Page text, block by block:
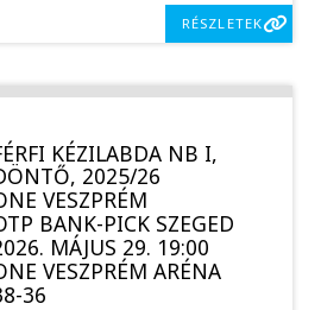
RÉSZLETEK
KÉZILABDA NB I,
2025/26
VESZPRÉM
BANK-PICK SZEGED
MÁJUS 29. 19:00
VESZPRÉM ARÉNA
36